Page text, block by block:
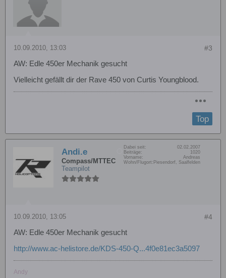
#3
10.09.2010, 13:03
AW: Edle 450er Mechanik gesucht
Vielleicht gefällt dir der Rave 450 von Curtis Youngblood.
Top
Andi.e
Compass/MTTEC
Teampilot
Dabei seit:
02.02.2007
Beiträge:
1020
Vorname:
Andreas
Wohn/Flugort: Piesendorf, Saalfelden
#4
10.09.2010, 13:05
AW: Edle 450er Mechanik gesucht
http://www.ac-helistore.de/KDS-450-Q...4f0e81ec3a5097
Andy